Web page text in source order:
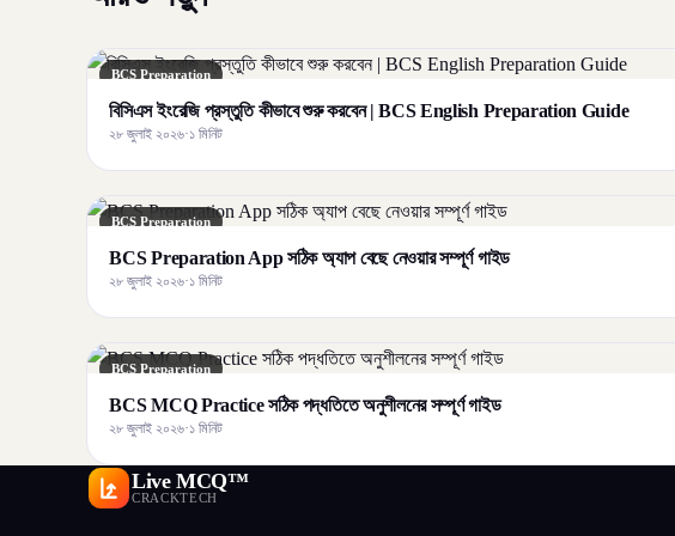
BCS Preparation
বিসিএস ইংরেজি প্রস্তুতি কীভাবে শুরু করবেন | BCS English Preparation Guide
২৮ জুলাই ২০২৬·১ মিনিট
BCS Preparation
BCS Preparation App সঠিক অ্যাপ বেছে নেওয়ার সম্পূর্ণ গাইড
২৮ জুলাই ২০২৬·১ মিনিট
BCS Preparation
BCS MCQ Practice সঠিক পদ্ধতিতে অনুশীলনের সম্পূর্ণ গাইড
২৮ জুলাই ২০২৬·১ মিনিট
Live MCQ™
CRACKTECH